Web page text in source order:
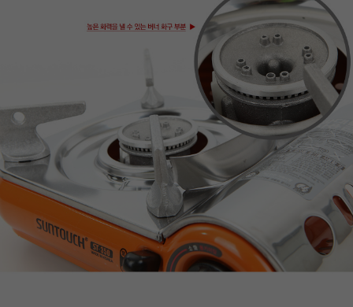
프 하세요!